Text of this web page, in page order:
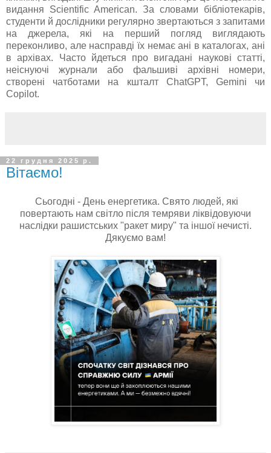
видання Scientific American. За словами бібліотекарів,
студенти й дослідники регулярно звертаються з запитами
на джерела, які на перший погляд виглядають
переконливо, але насправді їх немає ані в каталогах, ані
в архівах. Часто йдеться про вигадані наукові статті,
неіснуючі журнали або фальшиві архівні номери,
створені чатботами на кшталт ChatGPT, Gemini чи
Copilot.
22 грудня 2025 р.
Вітаємо!
Сьогодні - День енергетика. Свято людей, які
повертають нам світло після темряви ліквідовуючи
наслідки рашистських "ракет миру" та іншої нечисті.
Дякуємо вам!